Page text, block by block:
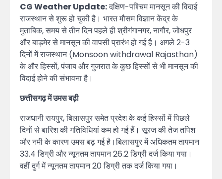
CG Weather Update:दक्षिण-पश्चिम मानसून की विदाई
राजस्थान से शुरू हो चुकी है। भारत मौसम विज्ञान केंद्र के
मुताबिक, समय से तीन दिन पहले ही श्रीगंगानगर, नागौर, जोधपुर
और बाड़मेर से मानसून की वापसी प्रारंभ हो गई है। अगले 2-3
दिनों में राजस्थान (Monsoon withdrawal Rajasthan)
के और हिस्सों, पंजाब और गुजरात के कुछ हिस्सों से भी मानसून की
विदाई होने की संभावना है।
छत्तीसगढ़ में उमस बढ़ी
राजधानी रायपुर, बिलासपुर समेत प्रदेश के कई हिस्सों में पिछले
दिनों से बारिश की गतिविधियां कम हो गई हैं। सूरज की तेज तपिश
और नमी के कारण उमस बढ़ गई है।बिलासपुर में अधिकतम तापमान
33.4 डिग्री और न्यूनतम तापमान 26.2 डिग्री दर्ज किया गया।
वहीं दुर्ग में न्यूनतम तापमान 20 डिग्री तक दर्ज किया गया।